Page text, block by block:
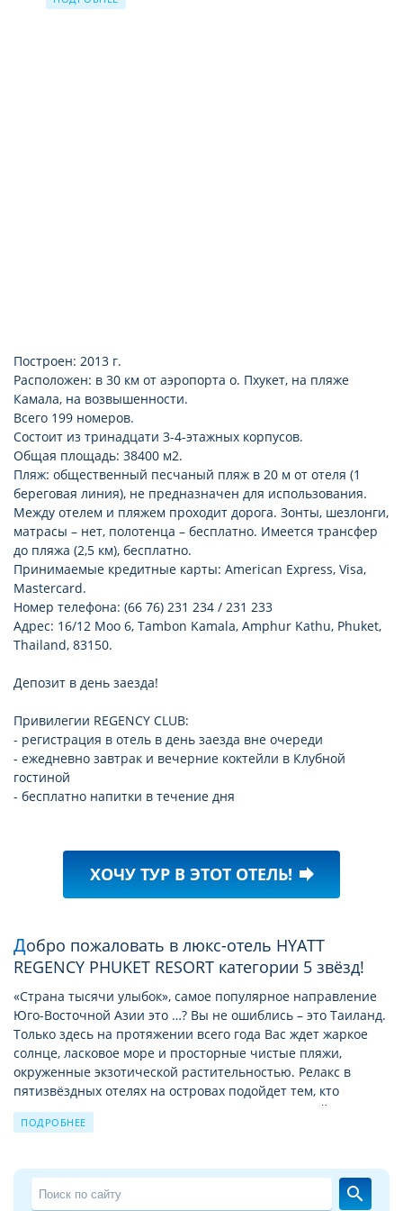
Построен: 2013 г.
Расположен: в 30 км от аэропорта о. Пхукет, на пляже
Камала, на возвышенности.
Всего 199 номеров.
Состоит из тринадцати 3-4-этажных корпусов.
Общая площадь: 38400 м2.
Пляж: общественный песчаный пляж в 20 м от отеля (1
береговая линия), не предназначен для использования.
Между отелем и пляжем проходит дорога. Зонты, шезлонги,
матрасы – нет, полотенца – бесплатно. Имеется трансфер
до пляжа (2,5 км), бесплатно.
Принимаемые кредитные карты: American Express, Visa,
Mastercard.
Номер телефона: (66 76) 231 234 / 231 233
Адрес: 16/12 Moo 6, Tambon Kamala, Amphur Kathu, Phuket,
Thailand, 83150.
Депозит в день заезда!
Привилегии REGENCY CLUB:
- регистрация в отель в день заезда вне очереди
- ежедневно завтрак и вечерние коктейли в Клубной
гостиной
- бесплатно напитки в течение дня
ХОЧУ ТУР В ЭТОТ ОТЕЛЬ! forward
Добро пожаловать в люкс-отель HYATT
REGENCY PHUKET RESORT категории 5 звёзд!
«Страна тысячи улыбок», самое популярное направление
Юго-Восточной Азии это …? Вы не ошиблись – это Таиланд.
Только здесь на протяжении всего года Вас ждет жаркое
солнце, ласковое море и просторные чистые пляжи,
окруженные экзотической растительностью. Релакс в
пятизвёздных отелях на островах подойдет тем, кто
предпочитает уединение или ищет размеренный
семейный отдых. А отдых в люкс-отелях на курортах
подходят тем, кто не может жить без тусовок и ночной
жизни.
ПОДРОБНЕЕ
search